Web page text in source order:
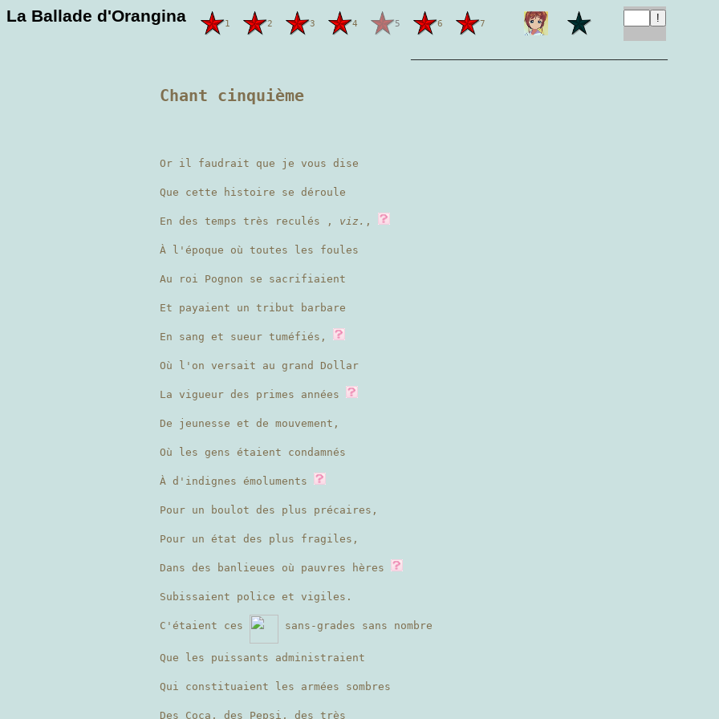
La Ballade d'Orangina 1 2 3 4 5 6 7
————————————————————
Chant cinquième
Or il faudrait que je vous dise
Que cette histoire se déroule
En des temps très reculés , viz. ,
À l'époque où toutes les foules
Au roi Pognon se sacrifiaient
Et payaient un tribut barbare
En sang et sueur tuméfiés,
Où l'on versait au grand Dollar
La vigueur des primes années
De jeunesse et de mouvement,
Où les gens étaient condamnés
À d'indignes émoluments
Pour un boulot des plus précaires,
Pour un état des plus fragiles,
Dans des banlieues où pauvres hères
Subissaient police et vigiles.
C'étaient ces sans-grades sans nombre
Que les puissants administraient
Qui constituaient les armées sombres
Des Coca, des Pepsi, des très